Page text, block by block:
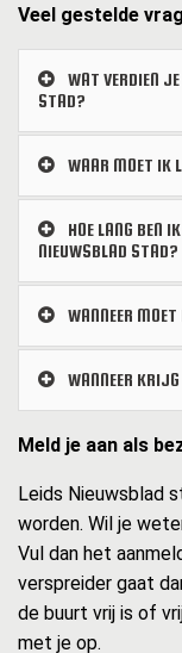
Veel gestelde
WAT VERDIEN
STAD?
WAAR MOET IK
HOE LANG BEN
NIEUWSBLAD STAD?
WANNEER
WANNEER
Meld je aan als
Leids Nieuwsblad
worden. Wil je
Vul dan het
verspreider gaat
de buurt vrij is of
met je op.